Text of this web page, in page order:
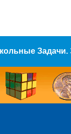
Задачи.